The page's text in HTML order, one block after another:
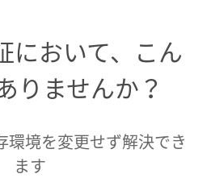
において、こん
りませんか？
境を変更せず解決でき
ます